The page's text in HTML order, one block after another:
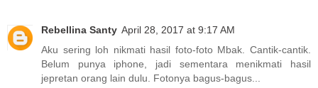
Rebellina Santy April 28, 2017 at 9:17 AM
Aku sering loh nikmati hasil foto-foto Mbak. Cantik-cantik.
Belum punya iphone, jadi sementara menikmati hasil
jepretan orang lain dulu. Fotonya bagus-bagus...